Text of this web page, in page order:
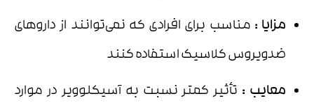
مزایا : مناسب برای افرادی که نمی‌توانند از داروهای
ضدویروس کلاسیک استفاده کنند
معایب : تأثیر کمتر نسبت به آسیکلوویر در موارد